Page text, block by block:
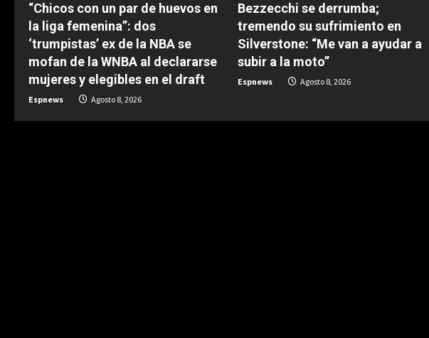
u
e
R
e
“Chicos con un par de huevos en
la liga femenina”: dos
‘trumpistas’ ex de la NBA se
mofan de la WNBA al declararse
mujeres y elegibles en el draft
Espnews Agosto 8, 2026
Bezzecchi se derrumba;
tremendo su sufrimiento en
Silverstone: “Me van a ayudar a
subir a la moto”
Espnews Agosto 8, 2026